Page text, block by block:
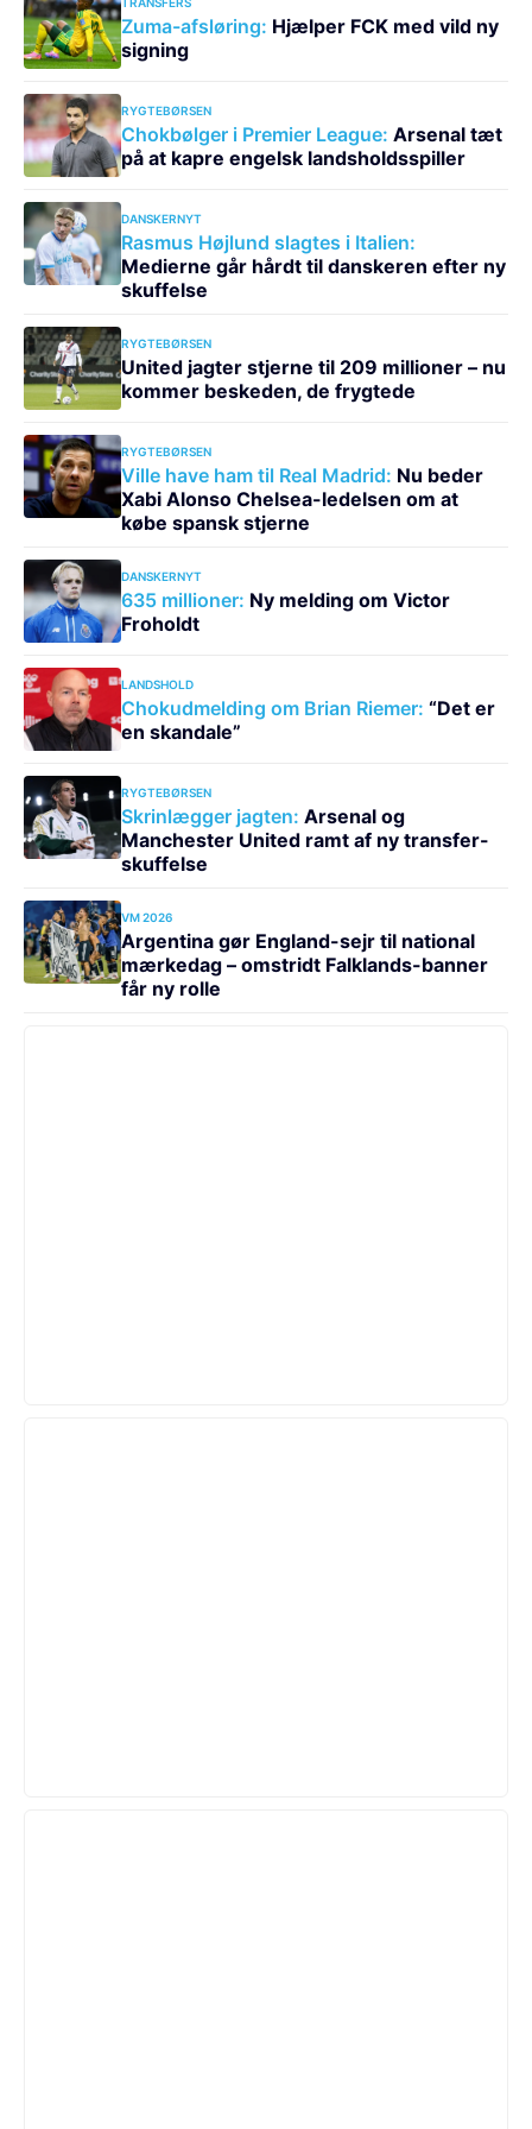
Zuma-afsløring: Hjælper FCK med vild ny
signing
RYGTEBØRSEN
Chokbølger i Premier League: Arsenal tæt
på at kapre engelsk landsholdsspiller
DANSKERNYT
Rasmus Højlund slagtes i Italien:
Medierne går hårdt til danskeren efter ny
skuffelse
RYGTEBØRSEN
United jagter stjerne til 209 millioner – nu
kommer beskeden, de frygtede
RYGTEBØRSEN
Ville have ham til Real Madrid: Nu beder
Xabi Alonso Chelsea-ledelsen om at
købe spansk stjerne
DANSKERNYT
635 millioner: Ny melding om Victor
Froholdt
LANDSHOLD
Chokudmelding om Brian Riemer: “Det er
en skandale”
RYGTEBØRSEN
Skrinlægger jagten: Arsenal og
Manchester United ramt af ny transfer-
skuffelse
VM 2026
Argentina gør England-sejr til national
mærkedag – omstridt Falklands-banner
får ny rolle